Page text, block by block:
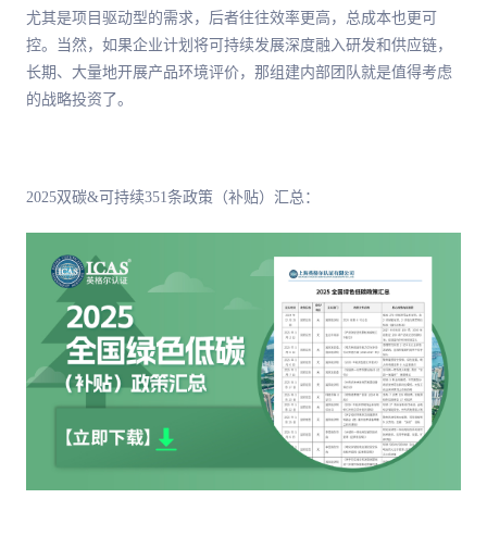
尤其是项目驱动型的需求，后者往往效率更高，总成本也更可
控。当然，如果企业计划将可持续发展深度融入研发和供应链，
长期、大量地开展产品环境评价，那组建内部团队就是值得考虑
的战略投资了。
2025双碳&可持续351条政策（补贴）汇总：